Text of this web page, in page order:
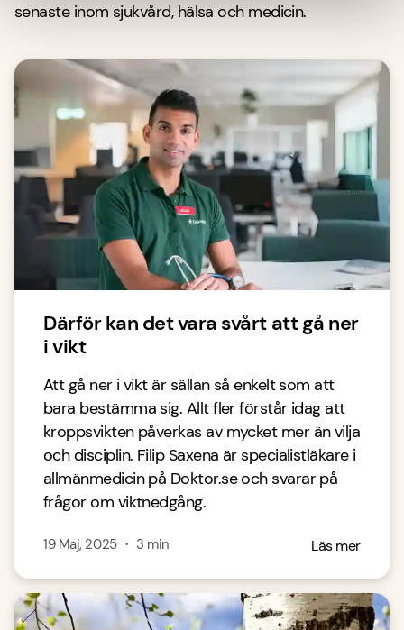
senaste inom sjukvård, hälsa och medicin.
Därför kan det vara svårt att gå ner
i vikt
Att gå ner i vikt är sällan så enkelt som att
bara bestämma sig. Allt fler förstår idag att
kroppsvikten påverkas av mycket mer än vilja
och disciplin. Filip Saxena är specialistläkare i
allmänmedicin på Doktor.se och svarar på
frågor om viktnedgång.
19 Maj, 2025・ 3 min Läs mer